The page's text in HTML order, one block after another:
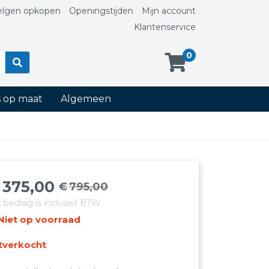
opkopen Openingstijden
Mijn account
Klantenservice
0
op maat Algemeen
€795,00
375,00
bedrag is inclusief BTW
op voorraad